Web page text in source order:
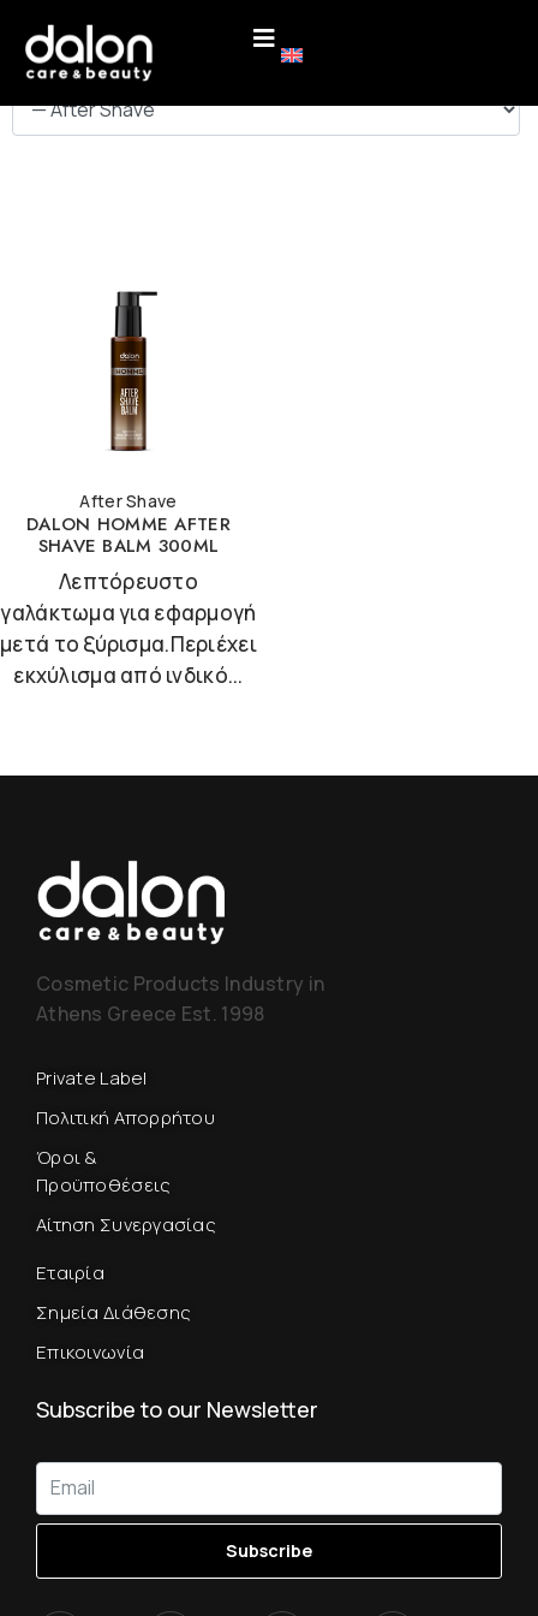
ΚΑΤΗΓΟΡΙΕΣ
After Shave
DALON HOMME AFTER
SHAVE BALM 300ML
Λεπτόρευστο
γαλάκτωμα για εφαρμογή
μετά το ξύρισμα.Περιέχει
εκχύλισμα από ινδικό...
Cosmetic Products Industry in
Athens Greece Est. 1998
Private Label
Πολιτική Απορρήτου
Όροι &
Προϋποθέσεις
Αίτηση Συνεργασίας
Εταιρία
Σημεία Διάθεσης
Επικοινωνία
Subscribe to our Newsletter
Subscribe